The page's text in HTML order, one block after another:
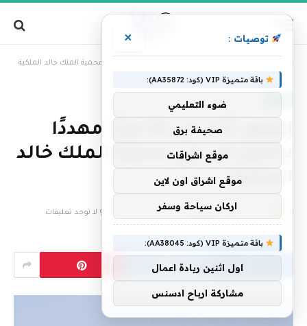
إطلاق أكثر من 60 نوعًا مهددًا
بالانقراض في محمية الملك خالد
الملكية
فريق التحرير 25 ديسمبر، 2025 لا توجد تعليقات
توصيات : ×
باقة متميزة VIP (كود: AA35872):
ضوء التعليمي
صحيفة برق
موقع اشراقات
موقع اشراق اون لاين
اركان سياحة وسفر
باقة متميزة VIP (كود: AA38045):
اول اثنين ريادة اعمال
مشاركة ارباح ادسنس